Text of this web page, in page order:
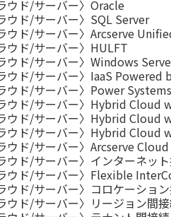
ウド/サーバー〉Oracle
ウド/サーバー〉SQL Server
ラウド/サーバー〉Arcserve
ウド/サーバー〉HULFT
ウド/サーバー〉Windows
ウド/サーバー〉IaaS Powered
ウド/サーバー〉Power Systems
ラウド/サーバー〉Hybrid
ウド/サーバー〉Hybrid Cloud
ウド/サーバー〉Hybrid Cloud
ウド/サーバー〉Arcserve
ウド/サーバー〉インターネッ
ラウド/サーバー〉Flexible
ウド/サーバー〉コロケーショ
ウド/サーバー〉リージョン間